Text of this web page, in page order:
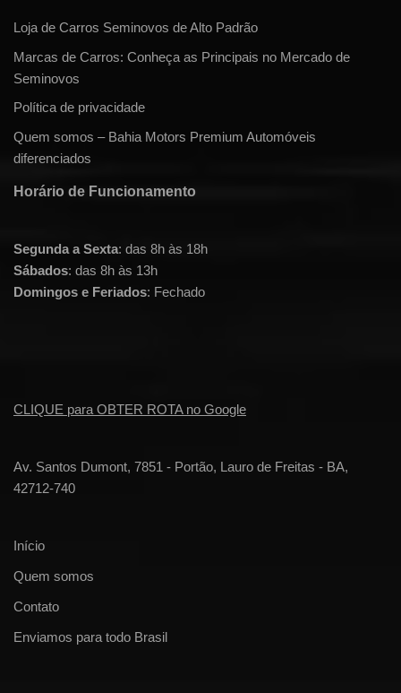
Loja de Carros Seminovos de Alto Padrão
Marcas de Carros: Conheça as Principais no Mercado de
Seminovos
Política de privacidade
Quem somos – Bahia Motors Premium Automóveis
diferenciados
Horário de Funcionamento
Segunda a Sexta: das 8h às 18h
Sábados: das 8h às 13h
Domingos e Feriados: Fechado
CLIQUE para OBTER ROTA no Google
Av. Santos Dumont, 7851 - Portão, Lauro de Freitas - BA,
42712-740
Início
Quem somos
Contato
Enviamos para todo Brasil